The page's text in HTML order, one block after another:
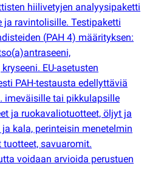
hiilivetyjen analyysipaketti
ja ravintolisille. Testipaketti
(PAH 4) määrityksen:
(a)antraseeni,
EU-asetusten
PAH-testausta edellyttäviä
imeväisille tai pikkulapsille
ja ruokavaliotuotteet, öljyt ja
kala, perinteisin menetelmin
savuaromit.
voidaan arvioida perustuen